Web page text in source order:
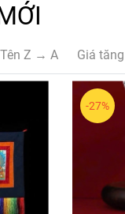
Tên Z → A Giá
-27%